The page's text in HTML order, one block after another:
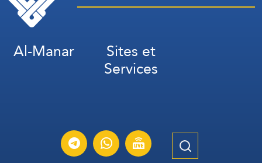
Al-Manar Sites et
Services